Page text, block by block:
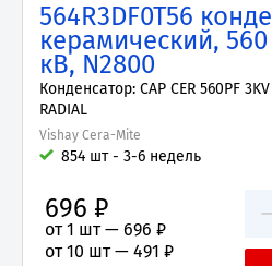
564R3DF0T56
керамический,
кВ, N2800
Конденсатор: CAP CER 560PF
RADIAL
Vishay Cera-Mite
854 шт - 3-6 недель
696 ₽
от 1 шт — 696 ₽
от 10 шт — 491 ₽